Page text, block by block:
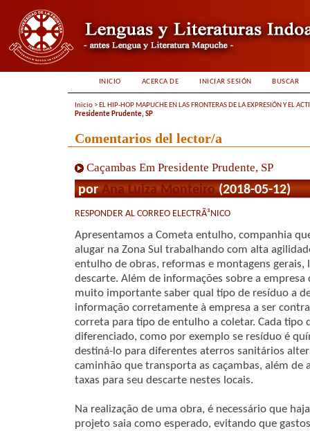
INICIO ACERCA DE INICIAR SESIÓN BUSCAR
Inicio > EL HIP-HOP MAPUCHE EN LAS FRONTERAS DE LA EXPRESIÓN Y EL
Presidente Prudente, SP
Comentarios del lector/a
Caçambas Em Presidente Prudente, SP
porAna Luiza Monteiro(2018-05-12)
RESPONDER AL CORREO ELECTRÃ³NICO
Apresentamos a Cometa entulho, companhia
alugar na Zona Sul trabalhando com alta
entulho de obras, reformas e montagens
descarte. Além de informações sobre a
muito importante saber qual tipo de resíduo a
informação corretamente à empresa a ser
correta para tipo de entulho a coletar. Cada tipo
diferenciado, como por exemplo se resíduo é
destiná-lo para diferentes aterros sanitários
caminhão que transporta as caçambas, além
taxas para seu descarte nestes locais.
Na realização de uma obra, é necessário que
projeto saia como esperado, evitando que